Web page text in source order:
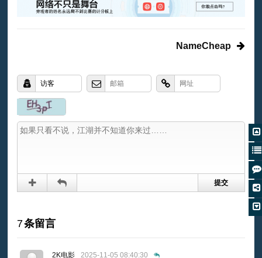
NameCheap
7条留言
2K电影 2025-11-05 08:40:30